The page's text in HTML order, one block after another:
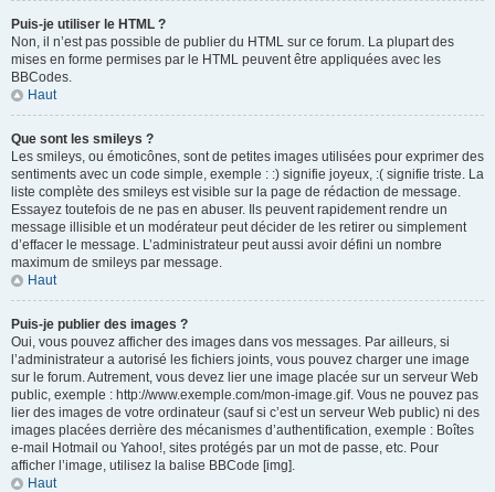
Puis-je utiliser le HTML ?
Non, il n’est pas possible de publier du HTML sur ce forum. La plupart des
mises en forme permises par le HTML peuvent être appliquées avec les
BBCodes.
Haut
Que sont les smileys ?
Les smileys, ou émoticônes, sont de petites images utilisées pour exprimer des
sentiments avec un code simple, exemple : :) signifie joyeux, :( signifie triste. La
liste complète des smileys est visible sur la page de rédaction de message.
Essayez toutefois de ne pas en abuser. Ils peuvent rapidement rendre un
message illisible et un modérateur peut décider de les retirer ou simplement
d’effacer le message. L’administrateur peut aussi avoir défini un nombre
maximum de smileys par message.
Haut
Puis-je publier des images ?
Oui, vous pouvez afficher des images dans vos messages. Par ailleurs, si
l’administrateur a autorisé les fichiers joints, vous pouvez charger une image
sur le forum. Autrement, vous devez lier une image placée sur un serveur Web
public, exemple : http://www.exemple.com/mon-image.gif. Vous ne pouvez pas
lier des images de votre ordinateur (sauf si c’est un serveur Web public) ni des
images placées derrière des mécanismes d’authentification, exemple : Boîtes
e-mail Hotmail ou Yahoo!, sites protégés par un mot de passe, etc. Pour
afficher l’image, utilisez la balise BBCode [img].
Haut